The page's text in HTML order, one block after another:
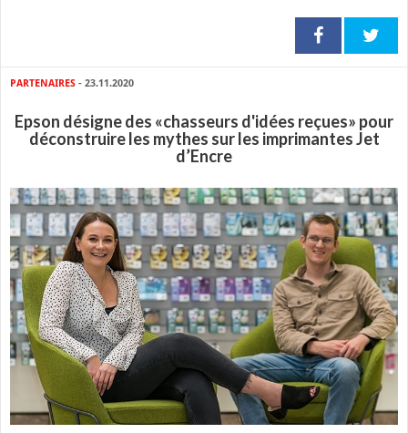
PARTENAIRES - 23.11.2020
Epson désigne des «chasseurs d'idées reçues» pour
déconstruire les mythes sur les imprimantes Jet
d’Encre